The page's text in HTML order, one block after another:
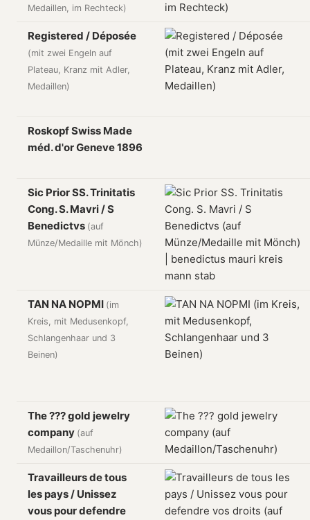
Medaillen, im Rechteck)
Registered / Déposée
(mit zwei Engeln auf
Plateau, Kranz mit Adler,
Medaillen)
Roskopf Swiss Made
méd. d'or Geneve 1896
Sic Prior SS. Trinitatis
Cong. S. Mavri / S
Benedictvs (auf
Münze/Medaille mit Mönch)
TAN NA NOPMI (im
Kreis, mit Medusenkopf,
Schlangenhaar und 3
Beinen)
The ??? gold jewelry
company (auf
Medaillon/Taschenuhr)
Travailleurs de tous
les pays / Unissez
vous pour defendre